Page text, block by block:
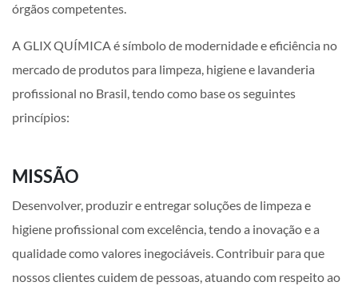
órgãos competentes.
A GLIX QUÍMICA é símbolo de modernidade e eficiência no
mercado de produtos para limpeza, higiene e lavanderia
profissional no Brasil, tendo como base os seguintes
princípios:
MISSÃO
Desenvolver, produzir e entregar soluções de limpeza e
higiene profissional com excelência, tendo a inovação e a
qualidade como valores inegociáveis. Contribuir para que
nossos clientes cuidem de pessoas, atuando com respeito ao